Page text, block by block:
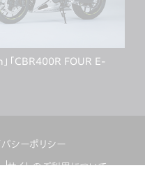
「CBR400R FOUR E-
バシーポリシー
サイトのご利用について